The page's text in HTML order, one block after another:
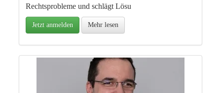
Rechts­pro­ble­me und schlägt Lö­su
Jetzt anmelden Mehr lesen